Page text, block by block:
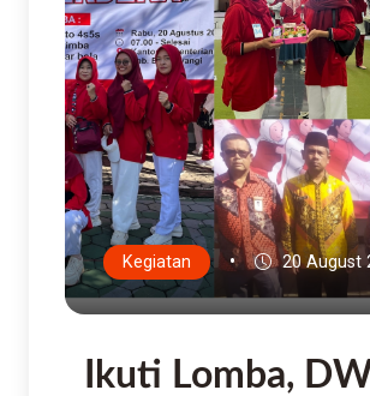
Kegiatan • 20 August
Ikuti Lomba,